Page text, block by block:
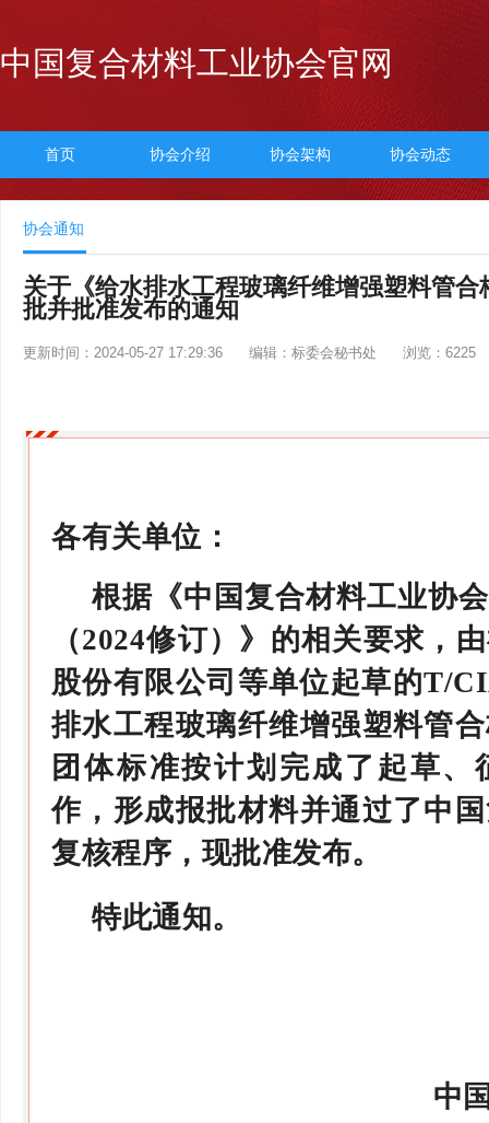
中国复合材料工业协会官网
首页 协会介绍 协会架构 协会动态
协会通知
关于《给水排水工程玻璃纤维增强塑料管
批并批准发布的通知
更新时间：2024-05-27 17:29:36 编辑：标委会秘书处 浏览：6225
各有关单位：
根据《中国复合材料工业协
（2024修订）》的相关要求，
股份有限公司等单位起草的T/
排水工程玻璃纤维增强塑料管
团体标准按计划完成了起草、
作，形成报批材料并通过了中
复核程序，现批准发布。
特此通知。
中